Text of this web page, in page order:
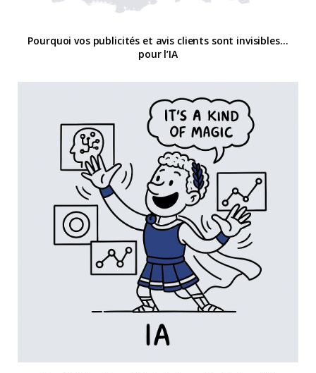
Pourquoi vos publicités et avis clients sont invisibles…
pour l’IA